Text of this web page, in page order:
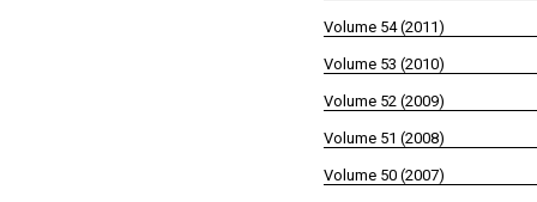
Volume 54 (2011)
Volume 53 (2010)
Volume 52 (2009)
Volume 51 (2008)
Volume 50 (2007)